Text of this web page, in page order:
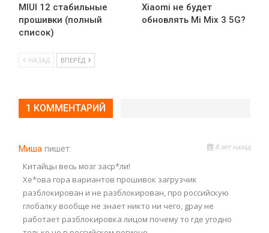
MIUI 12 стабильные
прошивки (полный
список)
Xiaomi не будет
обновлять Mi Mix 3 5G?
НАЗАД ВПЕРЁД
1 КОММЕНТАРИЙ
Миша пишет: 8 лет назад
Китайцы весь мозг заср*ли!
Хе*ова гора вариантов прошивок загрузчик
разблокирован и не разблокирован, про российскую
глобалку вообще не знает никто ни чего, gpay не
работает разблокировка лицом почему то где угодно